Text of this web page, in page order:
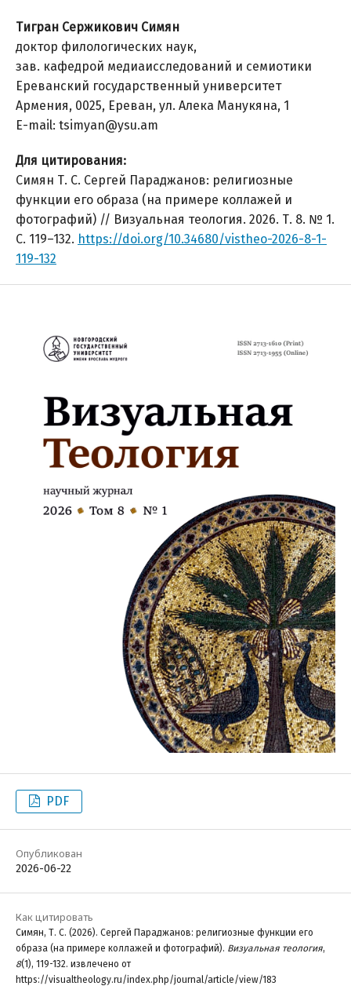
Тигран Сержикович Симян
доктор филологических наук,
зав. кафедрой медиаисследований и семиотики
Ереванский государственный университет
Армения, 0025, Ереван, ул. Алека Манукяна, 1
E-mail: tsimyan@ysu.am
Для цитирования:
Симян Т. С. Сергей Параджанов: религиозные
функции его образа (на примере коллажей и
фотографий) // Визуальная теология. 2026. Т. 8. № 1.
С. 119–132. https://doi.org/10.34680/vistheo-2026-8-1-
119-132
PDF
Опубликован
2026-06-22
Как цитировать
Симян, Т. С. (2026). Сергей Параджанов: религиозные функции его
образа (на примере коллажей и фотографий). Визуальная теология,
8(1), 119-132. извлечено от
https://visualtheology.ru/index.php/journal/article/view/183